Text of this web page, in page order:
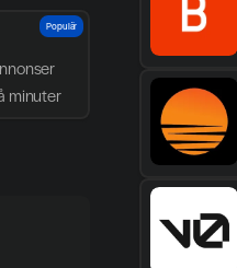
minuter
Populär